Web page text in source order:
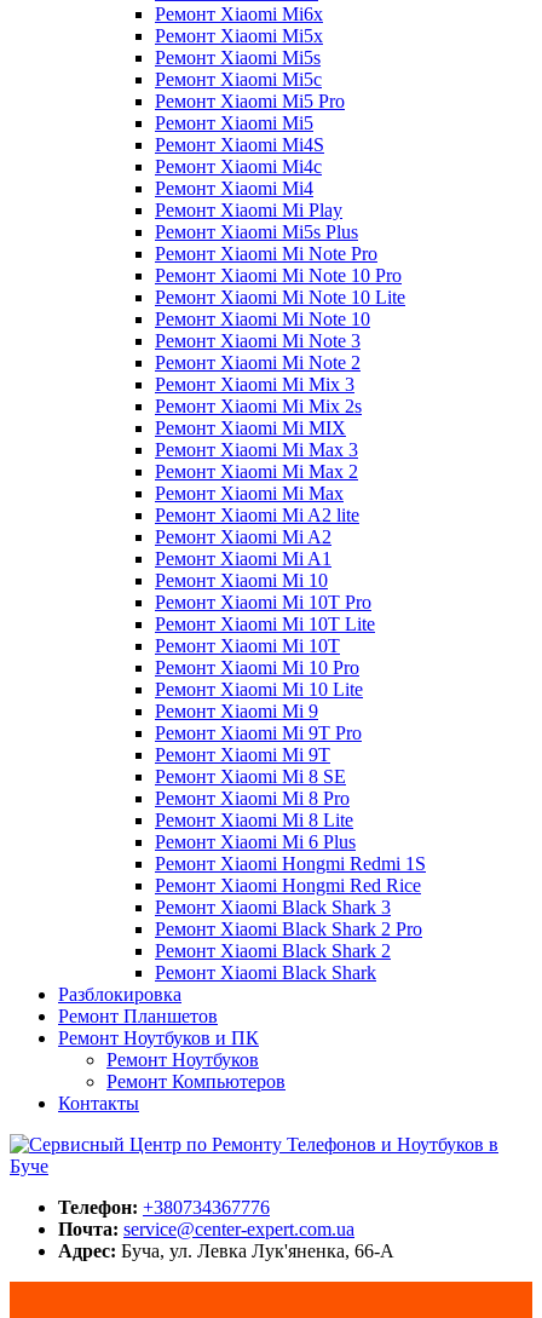
Ремонт Xiaomi Mi6x
Ремонт Xiaomi Mi5x
Ремонт Xiaomi Mi5s
Ремонт Xiaomi Mi5c
Ремонт Xiaomi Mi5 Pro
Ремонт Xiaomi Mi5
Ремонт Xiaomi Mi4S
Ремонт Xiaomi Mi4c
Ремонт Xiaomi Mi4
Ремонт Xiaomi Mi Play
Ремонт Xiaomi Mi5s Plus
Ремонт Xiaomi Mi Note Pro
Ремонт Xiaomi Mi Note 10 Pro
Ремонт Xiaomi Mi Note 10 Lite
Ремонт Xiaomi Mi Note 10
Ремонт Xiaomi Mi Note 3
Ремонт Xiaomi Mi Note 2
Ремонт Xiaomi Mi Mix 3
Ремонт Xiaomi Mi Mix 2s
Ремонт Xiaomi Mi MIX
Ремонт Xiaomi Mi Max 3
Ремонт Xiaomi Mi Max 2
Ремонт Xiaomi Mi Max
Ремонт Xiaomi Mi A2 lite
Ремонт Xiaomi Mi A2
Ремонт Xiaomi Mi A1
Ремонт Xiaomi Mi 10
Ремонт Xiaomi Mi 10T Pro
Ремонт Xiaomi Mi 10T Lite
Ремонт Xiaomi Mi 10T
Ремонт Xiaomi Mi 10 Pro
Ремонт Xiaomi Mi 10 Lite
Ремонт Xiaomi Mi 9
Ремонт Xiaomi Mi 9T Pro
Ремонт Xiaomi Mi 9T
Ремонт Xiaomi Mi 8 SE
Ремонт Xiaomi Mi 8 Pro
Ремонт Xiaomi Mi 8 Lite
Ремонт Xiaomi Mi 6 Plus
Ремонт Xiaomi Hongmi Redmi 1S
Ремонт Xiaomi Hongmi Red Rice
Ремонт Xiaomi Black Shark 3
Ремонт Xiaomi Black Shark 2 Pro
Ремонт Xiaomi Black Shark 2
Ремонт Xiaomi Black Shark
Разблокировка
Ремонт Планшетов
Ремонт Ноутбуков и ПК
Ремонт Ноутбуков
Ремонт Компьютеров
Контакты
Сервисный Центр по Ремонту Телефонов и Ноутбуков в Буче
Center-Expert.com.ua
Телефон: +380734367776
Почта: service@center-expert.com.ua
Адрес: Буча, ул. Левка Лук'яненка, 66-А